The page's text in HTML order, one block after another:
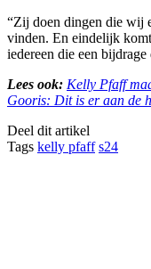
“Zij doen dingen die wij
vinden. En eindelijk
iedereen die een bijdrage
Lees ook: Kelly Pfaff
Gooris: Dit is er aan de
Deel dit artikel
Tags kelly pfaff s24